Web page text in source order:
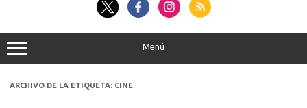
Menú
ARCHIVO DE LA ETIQUETA: CINE